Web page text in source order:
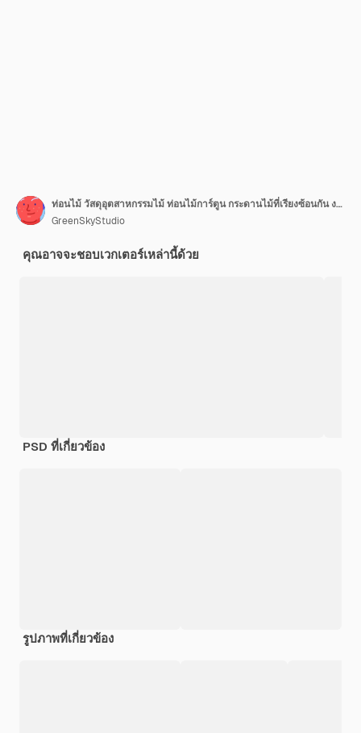
ท่อนไม้ วัสดุอุตสาหกรรมไม้ ท่อนไม้การ์ตูน กระดานไม้ที่เรียงซ้อนกัน งานไม้ และฟืน ชุดภาพเวกเตอร์ ผลิตภัณฑ์ไม้แปรรูป
GreenSkyStudio
คุณอาจจะชอบเวกเตอร์เหล่านี้ด้วย
PSD ที่เกี่ยวข้อง
รูปภาพที่เกี่ยวข้อง